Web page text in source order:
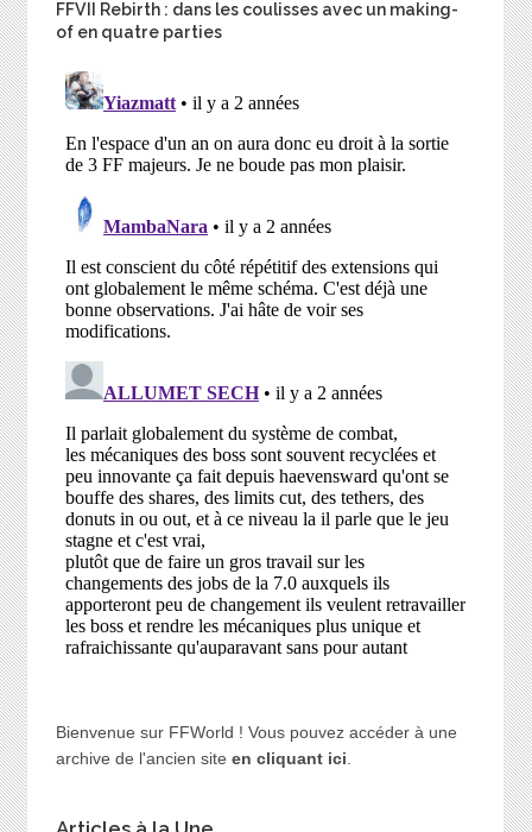
FFVII Rebirth : dans les coulisses avec un making-
of en quatre parties
Bienvenue sur FFWorld ! Vous pouvez accéder à une
archive de l'ancien site en cliquant ici